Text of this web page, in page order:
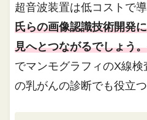
超音波装置は低コストで
氏らの画像認識技術開発
見へとつながるでしょう。
でマンモグラフィのX線
の乳がんの診断でも役立